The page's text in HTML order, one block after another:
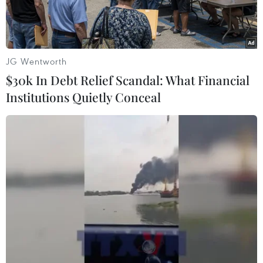
lề đường.
Xe khách hư hỏng nặng sau vụ tai nạn. (Ảnh: Tá
Chuyên/TTXVN)
Liên quan đến vụ tai nạn giữa xe khách đâm xe
bồn tại Nghệ An làm 1 người chết, 17 người bị
JG Wentworth
$30k In Debt Relief Scandal: What Financial
Institutions Quietly Conceal